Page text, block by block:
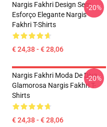
Nargis Fakhri Design Sem
Esforço Elegante Nargis
Fakhri T-Shirts
€ 24,38 - € 28,06
-20%
Nargis Fakhri Moda De Diva
Glamorosa Nargis Fakhri T-
Shirts
€ 24,38 - € 28,06
-20%